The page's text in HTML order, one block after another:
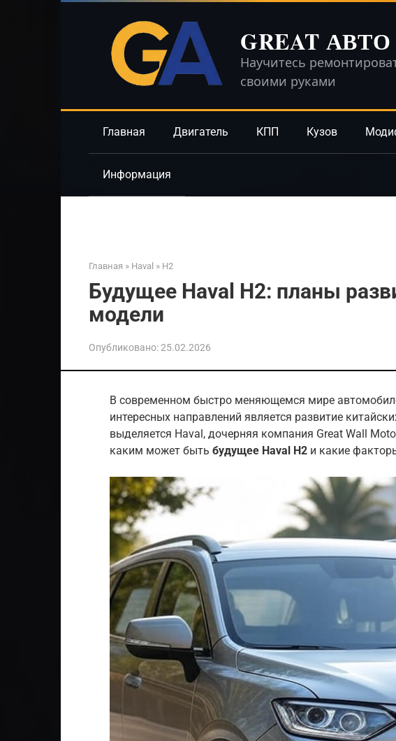
GREAT АВТО
Научитесь
своими руками
Главная Двигатель КПП Кузов
Информация
Главная » Haval » H2
Будущее Haval H2: планы
модели
Опубликовано:25.02.2026
В современном быстро меняющемся мире
интересных направлений является развитие
выделяется Haval, дочерняя компания Great Wall
каким может быть будущее Haval H2 и какие